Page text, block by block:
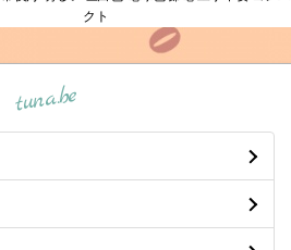
定クーポン配布中！】【楽天1位常連】シーリン
8畳 10畳12畳 14畳 調光調色 LED リモコン付き
ト 丸型 シーリングライト 6畳用 8畳用 14畳 おし
常夜灯 明るい 昼白色 電球色 節電 工事不要 コンパ
tuna.be